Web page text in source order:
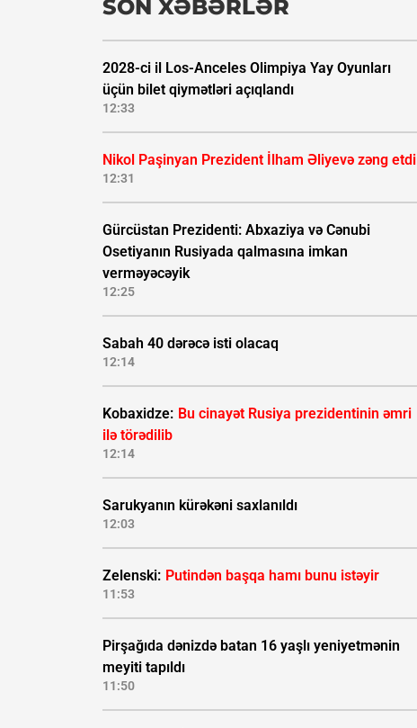
SON XƏBƏRLƏR
2028-ci il Los-Anceles Olimpiya Yay Oyunları
üçün bilet qiymətləri açıqlandı
12:33
Nikol Paşinyan Prezident İlham Əliyevə zəng etdi
12:31
Gürcüstan Prezidenti: Abxaziya və Cənubi
Osetiyanın Rusiyada qalmasına imkan
verməyəcəyik
12:25
Sabah 40 dərəcə isti olacaq
12:14
Kobaxidze: Bu cinayət Rusiya prezidentinin əmri
ilə törədilib
12:14
Sarukyanın kürəkəni saxlanıldı
12:03
Zelenski: Putindən başqa hamı bunu istəyir
11:53
Pirşağıda dənizdə batan 16 yaşlı yeniyetmənin
meyiti tapıldı
11:50